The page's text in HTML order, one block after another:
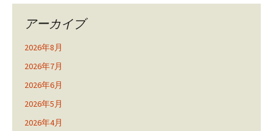
アーカイブ
2026年8月
2026年7月
2026年6月
2026年5月
2026年4月